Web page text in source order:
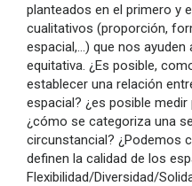
planteados en el primero y
cualitativos (proporción,
espacial,…) que nos ayuden
equitativa. ¿Es posible,
establecer una relación
espacial? ¿es posible
¿cómo se categoriza una
circunstancial? ¿Podemos
definen la calidad de los
Flexibilidad/Diversidad/